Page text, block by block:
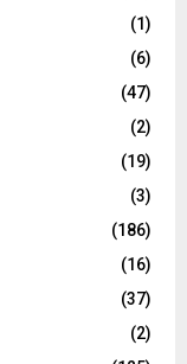
(1)
(6)
(47)
(2)
(19)
(3)
(186)
(16)
(37)
(2)